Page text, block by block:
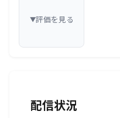
▼評価を見る
配信状況